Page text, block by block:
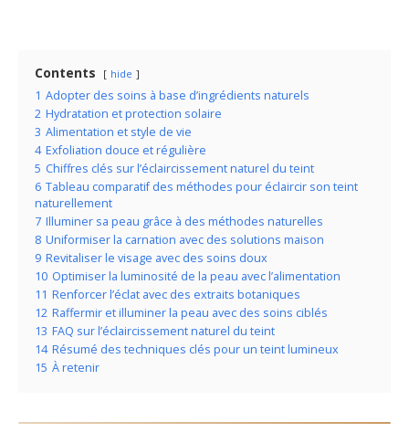
Contents hide
1 Adopter des soins à base d’ingrédients naturels
2 Hydratation et protection solaire
3 Alimentation et style de vie
4 Exfoliation douce et régulière
5 Chiffres clés sur l’éclaircissement naturel du teint
6 Tableau comparatif des méthodes pour éclaircir son teint
naturellement
7 Illuminer sa peau grâce à des méthodes naturelles
8 Uniformiser la carnation avec des solutions maison
9 Revitaliser le visage avec des soins doux
10 Optimiser la luminosité de la peau avec l’alimentation
11 Renforcer l’éclat avec des extraits botaniques
12 Raffermir et illuminer la peau avec des soins ciblés
13 FAQ sur l’éclaircissement naturel du teint
14 Résumé des techniques clés pour un teint lumineux
15 À retenir